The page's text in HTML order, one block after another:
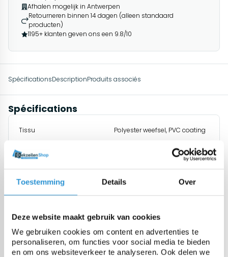
Toestemming Details Over
Deze website maakt gebruik van cookies
We gebruiken cookies om content en advertenties te
personaliseren, om functies voor social media te bieden
en om ons websiteverkeer te analyseren. Ook delen we
Afhalen mogelijk in Antwerpen
Retourneren binnen 14 dagen (alleen standaard
producten)
1195+ klanten geven ons een 9.8/10
SpécificationsDescriptionProduits associés
Spécifications
Tissu Polyester weefsel, PVC coating
Origine
Europa (dus REACH conform
en cadmium vrij)
Résistance à la rupture 2000 N/5cm